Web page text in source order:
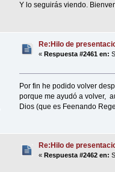
Y lo seguirás viendo.
Re:Hilo de
«Respuesta #2461 en:
Por fin he podido volver
porque me ayudó a volver,
Dios (que es Feenando
Re:Hilo de
« Respuesta #2462 en: